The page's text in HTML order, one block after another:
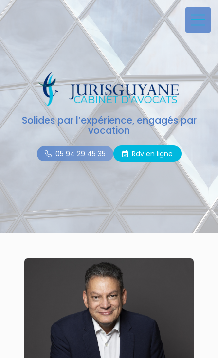
Solides par l’expérience, engagés par
vocation
05 94 29 45 35 Rdv en ligne